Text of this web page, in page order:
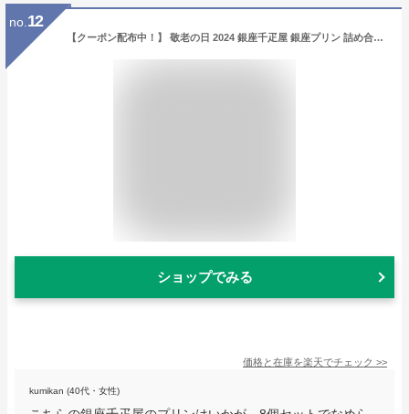
no. 12
【クーポン配布中！】 敬老の日 2024 銀座千疋屋 銀座プリン 詰め合わせ 8個 SK1232 千疋屋 プリン フルーツプリン スイーツ ギフト 洋菓子 フルーツ セット 瓶 冷凍 お菓子 お祝い 内祝い 御礼 快気内祝 お見舞い 誕生日 出産内祝い 結婚内祝い 退職 送料無料 個包装
ショップでみる
価格と在庫を楽天でチェック >>
kumikan (40代・女性)